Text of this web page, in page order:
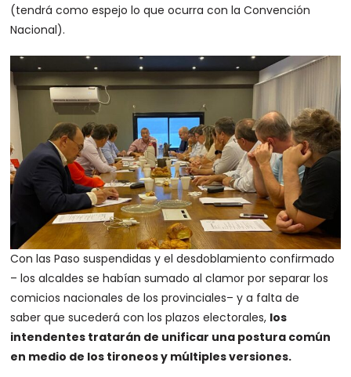
(tendrá como espejo lo que ocurra con la Convención
Nacional).
Con las Paso suspendidas y el desdoblamiento confirmado
– los alcaldes se habían sumado al clamor por separar los
comicios nacionales de los provinciales– y a falta de
saber que sucederá con los plazos electorales, los
intendentes tratarán de unificar una postura común
en medio de los tironeos y múltiples versiones.